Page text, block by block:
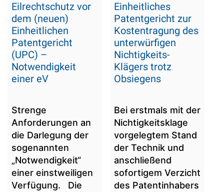
Eilrechtschutz vor
dem (neuen)
Einheitlichen
Patentgericht
(UPC) –
Notwendigkeit
einer eV
Strenge
Anforderungen an
die Darlegung der
sogenannten
„Notwendigkeit“
einer einstweiligen
Verfügung. Die
Einheitliches
Patentgericht zur
Kostentragung des
unterwürfigen
Nichtigkeits-
Klägers trotz
Obsiegens
Bei erstmals mit der
Nichtigkeitsklage
vorgelegtem Stand
der Technik und
anschließend
sofortigem Verzicht
des Patentinhabers